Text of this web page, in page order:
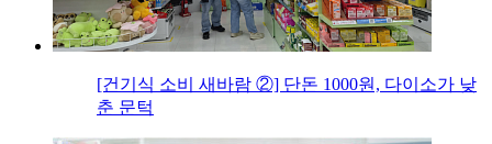
[건기식 소비 새바람 ②] 단돈 1000원, 다이소가 낮
춘 문턱